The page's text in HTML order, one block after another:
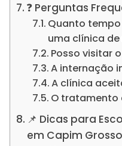
❓ Perguntas
Quanto
uma clínica
Posso visitar
A internação
A clínica
O tratamento
📌 Dicas para
em Capim